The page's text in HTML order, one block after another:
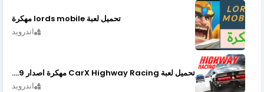
تحميل لعبة lords mobile مهكرة
اندرويد
تحميل لعبة CarX Highway Racing مهكرة اصدار v1.74.9
اندرويد